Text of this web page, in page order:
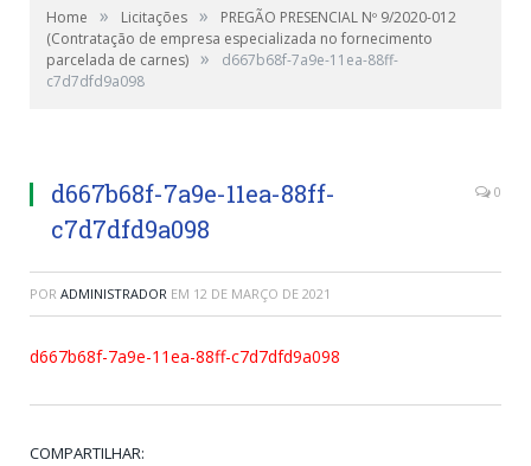
Home » Licitações »
PREGÃO PRESENCIAL Nº 9/2020-012
(Contratação de empresa especializada no fornecimento
parcelada de carnes) »
d667b68f-7a9e-11ea-88ff-
c7d7dfd9a098
d667b68f-7a9e-11ea-88ff-
c7d7dfd9a098
0
POR ADMINISTRADOR EM 12 DE MARÇO DE 2021
d667b68f-7a9e-11ea-88ff-c7d7dfd9a098
COMPARTILHAR: